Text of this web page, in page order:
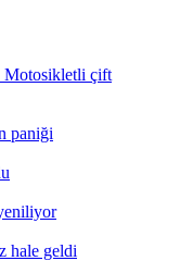
Motosikletli çift
paniği
hale geldi